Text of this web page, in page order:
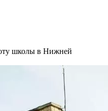
школы в Нижней